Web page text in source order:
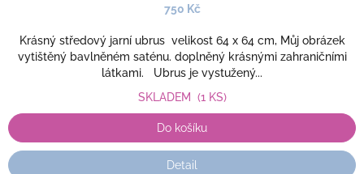
750 Kč
Krásný středový jarní ubrus velikost 64 x 64 cm, Můj obrázek
vytištěný bavlněném saténu. doplněný krásnými zahraničními
látkami. Ubrus je vystužený...
SKLADEM (1 KS)
Do košíku
Detail